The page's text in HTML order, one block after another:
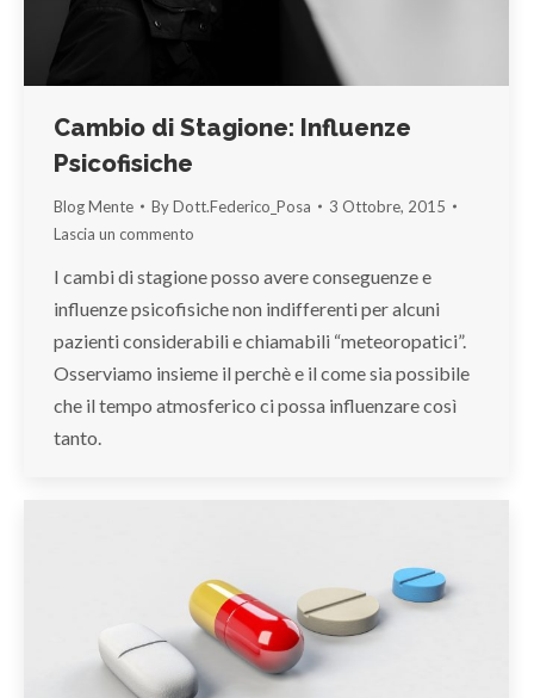
Cambio di Stagione: Influenze
Psicofisiche
Blog Mente ByDott.Federico_Posa
3 Ottobre, 2015
Lascia un commento
I cambi di stagione posso avere conseguenze e
influenze psicofisiche non indifferenti per alcuni
pazienti considerabili e chiamabili “meteoropatici”.
Osserviamo insieme il perchè e il come sia possibile
che il tempo atmosferico ci possa influenzare così
tanto.